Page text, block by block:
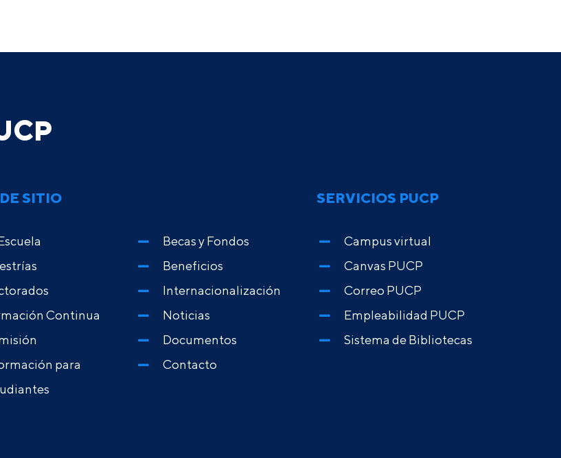
SITIO
Continua
para
Becas y Fondos
Beneficios
Internacionalización
Noticias
Documentos
Contacto
SERVICIOS PUCP
Campus virtual
Canvas PUCP
Correo PUCP
Empleabilidad PUCP
Sistema de Bibliotecas